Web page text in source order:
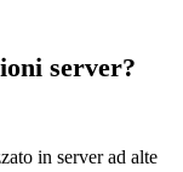
server?
in server ad alte